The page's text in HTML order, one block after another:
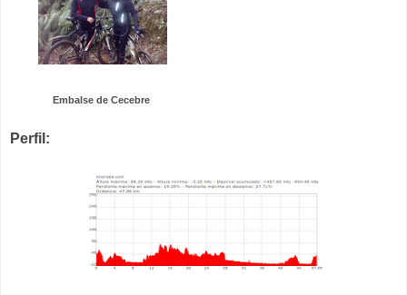
Embalse de Cecebre
Perfil: